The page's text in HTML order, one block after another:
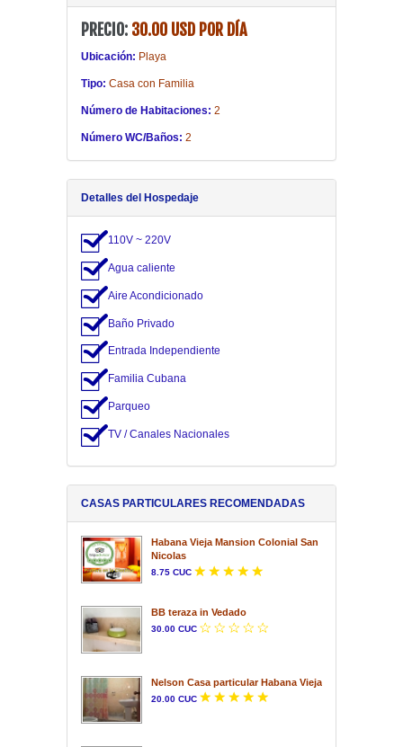
PRECIO: 30.00 USD POR DÍA
Ubicación: Playa
Tipo: Casa con Familia
Número de Habitaciones: 2
Número WC/Baños: 2
Detalles del Hospedaje
110V ~ 220V
Agua caliente
Aire Acondicionado
Baño Privado
Entrada Independiente
Familia Cubana
Parqueo
TV / Canales Nacionales
CASAS PARTICULARES RECOMENDADAS
Habana Vieja Mansion Colonial San
Nicolas
8.75 CUC
BB teraza in Vedado
30.00 CUC
Nelson Casa particular Habana Vieja
20.00 CUC